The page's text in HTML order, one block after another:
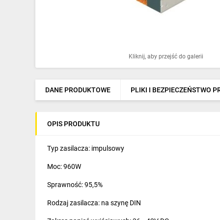
Ogrzewanie
Elektronarzędzia i mierniki
Napędy elektryczne
Pneumatyka
Dom i ogród
Klimatyzacja
Kliknij, aby przejść do galerii
DANE PRODUKTOWE PLIKI I BEZPIECZEŃSTWO
OPIS PRODUKTU
Typ zasilacza: impulsowy
Moc: 960W
Sprawność: 95,5%
Rodzaj zasilacza: na szynę DIN